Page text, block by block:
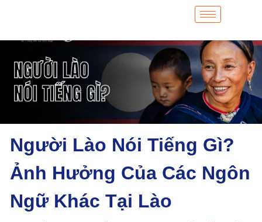
Người Lào Nói Tiếng Gì?
Ảnh Hưởng Của Các Ngôn
Ngữ Khác Tại Lào